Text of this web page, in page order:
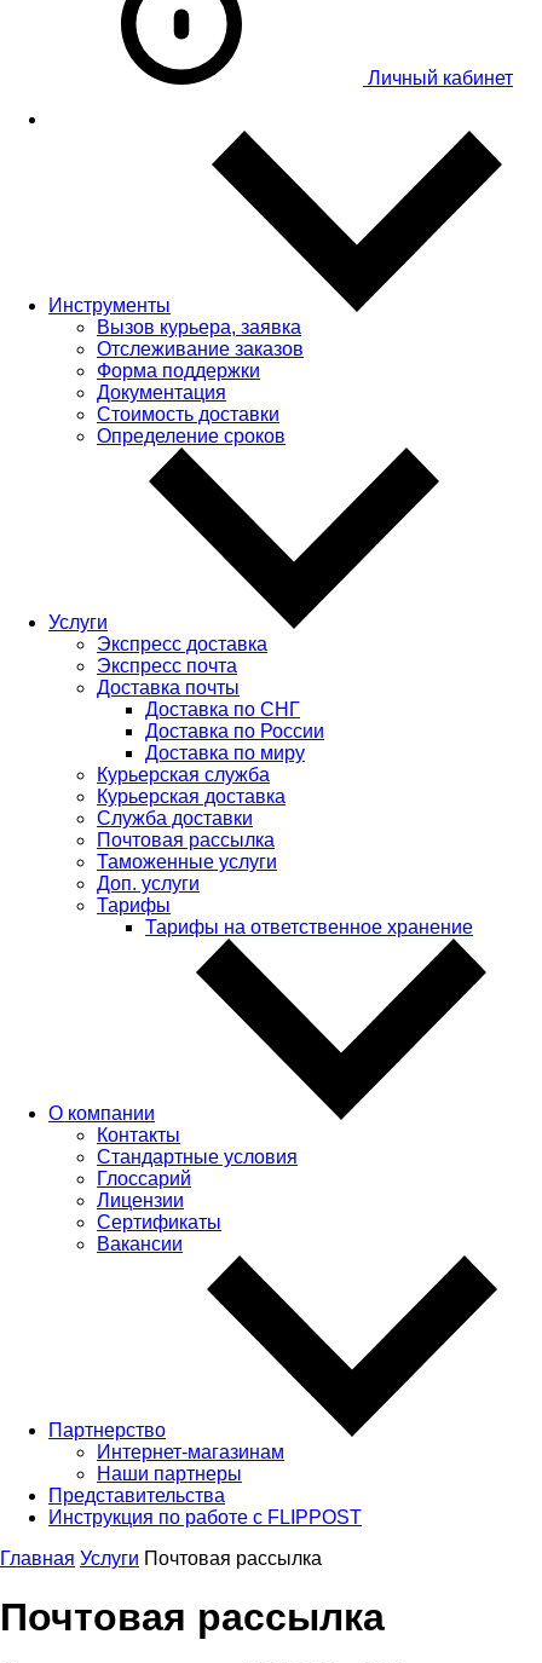
Личный кабинет
Инструменты
Вызов курьера, заявка
Отслеживание заказов
Форма поддержки
Документация
Стоимость доставки
Определение сроков
Услуги
Экспресс доставка
Экспресс почта
Доставка почты
Доставка по СНГ
Доставка по России
Доставка по миру
Курьерская служба
Курьерская доставка
Служба доставки
Почтовая рассылка
Таможенные услуги
Доп. услуги
Тарифы
Тарифы на ответственное хранение
О компании
Контакты
Стандартные условия
Глоссарий
Лицензии
Сертификаты
Вакансии
Партнерство
Интернет-магазинам
Наши партнеры
Представительства
Инструкция по работе с FLIPPOST
Главная Услуги Почтовая рассылка
Почтовая рассылка